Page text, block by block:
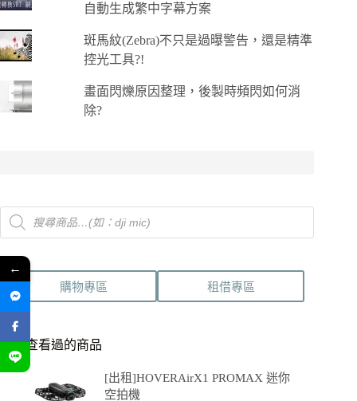
自動生成繁中字幕方案
斑馬紋(Zebra)不只是過曝警告，還是精準
控光工具?!
畫面閃爍原因整理，後製時頻閃如何消
除?
Products
search
購物專區 租借專區
最近查看過的商品
[出租]HOVERAirX1 PROMAX 迷你
空拍機
←